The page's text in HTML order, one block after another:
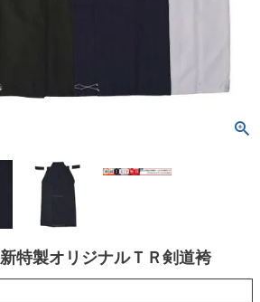
新特製オリジナルＴＲ剣道袴